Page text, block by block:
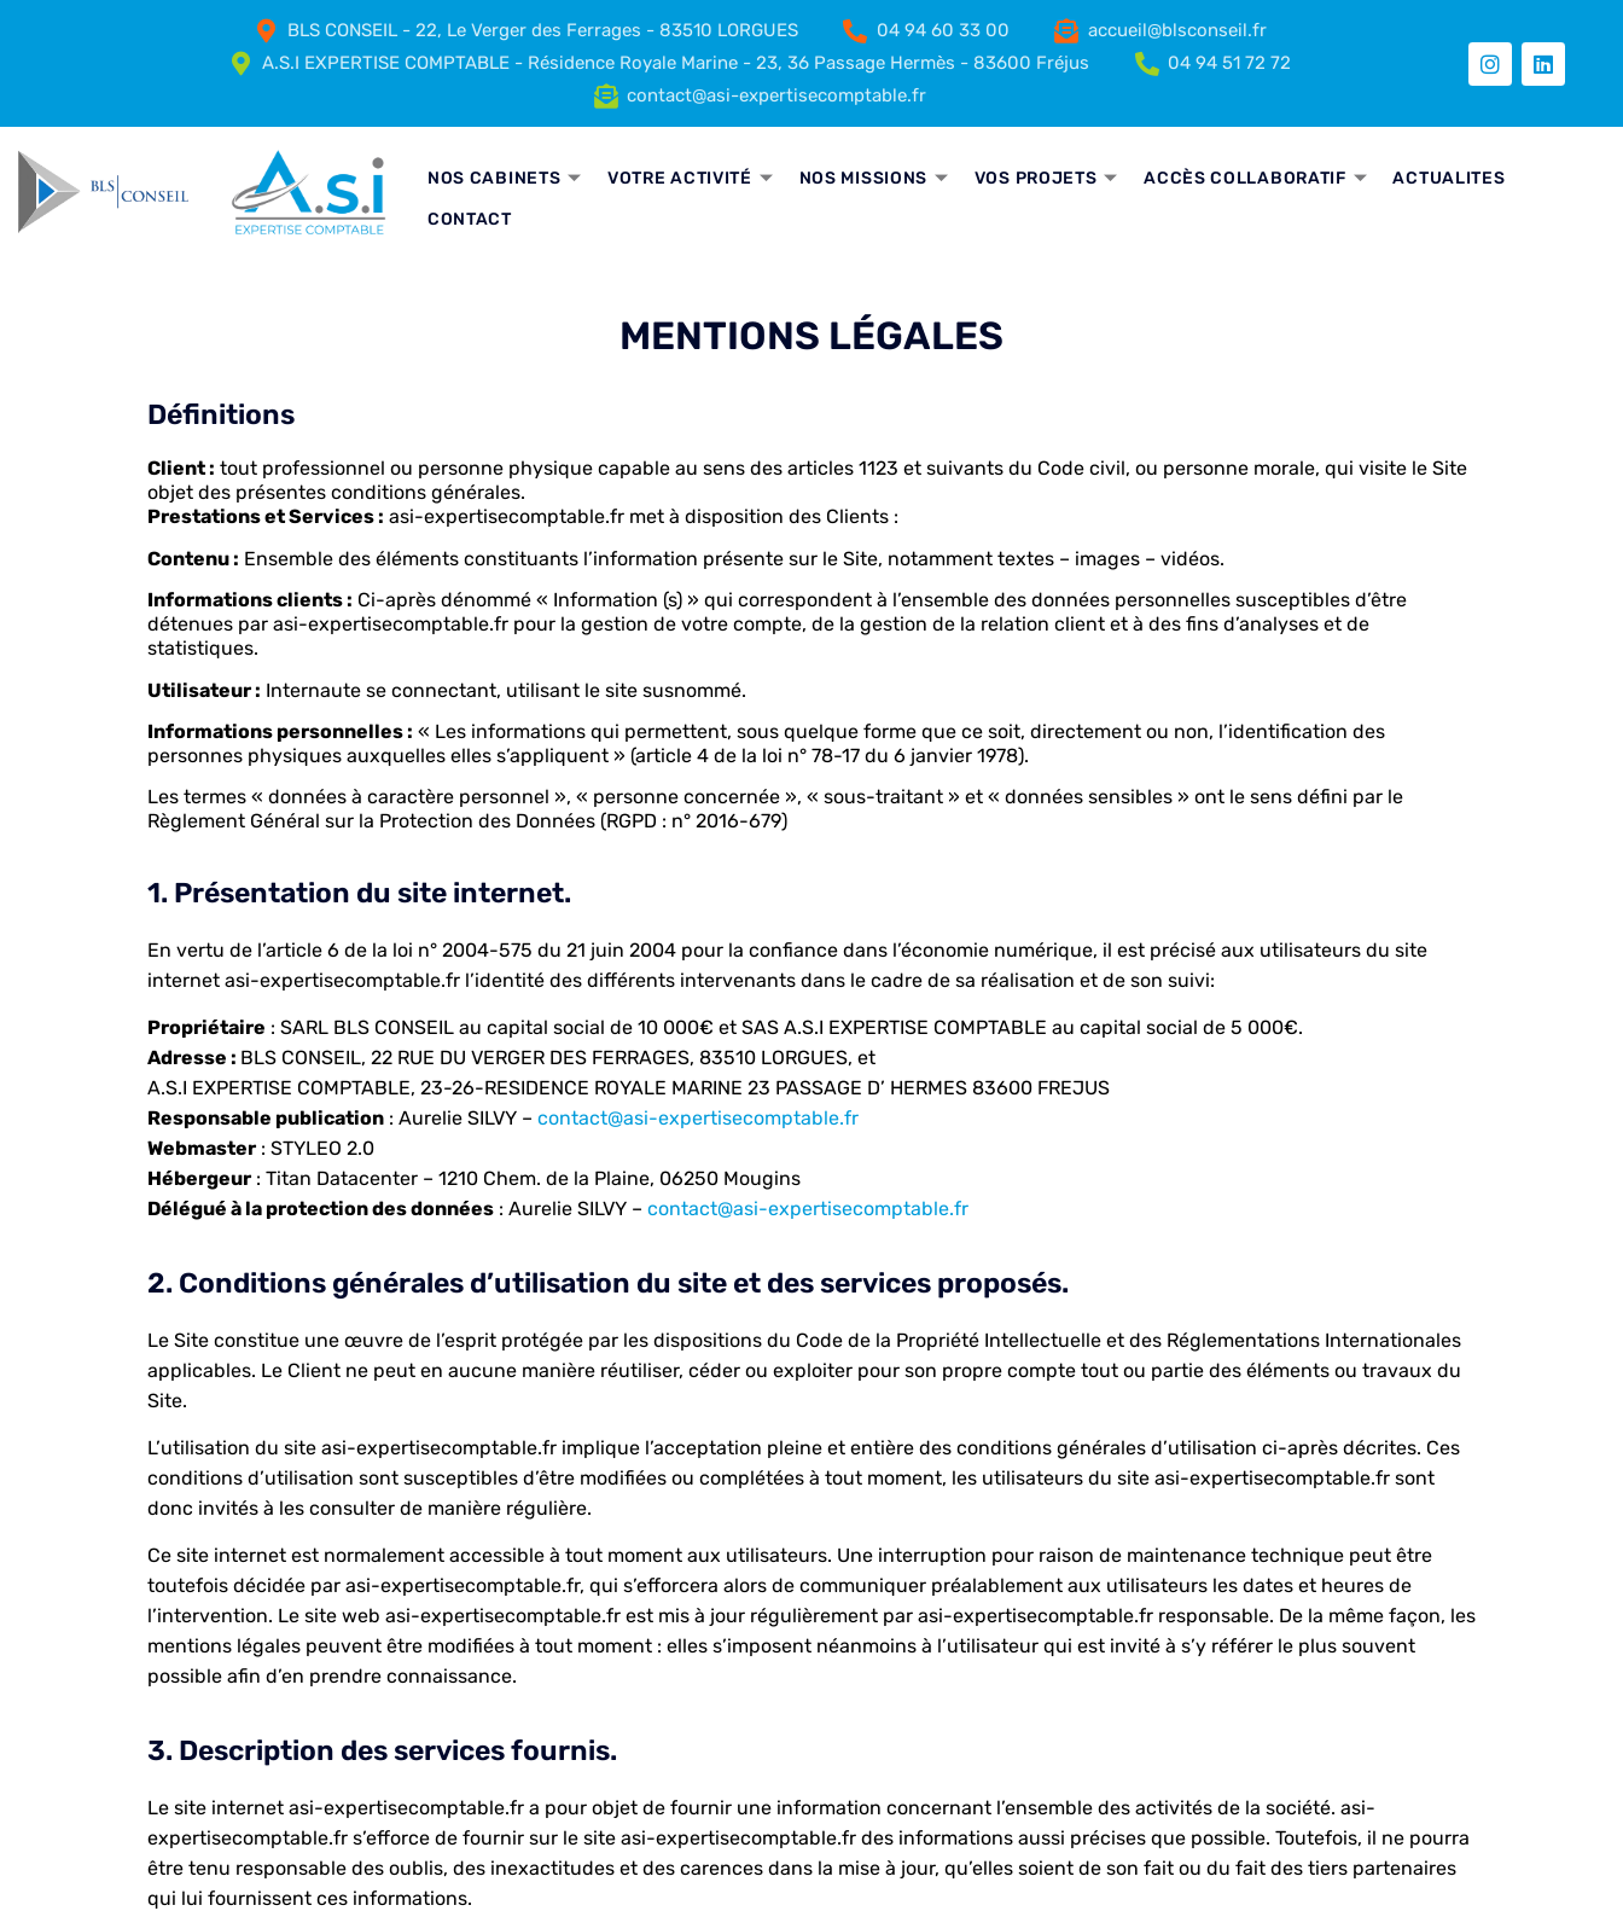
BLS CONSEIL - 22, Le Verger des Ferrages - 83510 LORGUES 04 94 60 33 00
accueil@blsconseil.fr
A.S.I EXPERTISE COMPTABLE - Résidence Royale Marine - 23, 36 Passage Hermès - 83600 Fréjus
04 94 51 72 72
contact@asi-expertisecomptable.fr
NOS CABINETS VOTRE ACTIVITÉ NOS MISSIONS VOS PROJETS ACCÈS COLLABORATIF
ACTUALITES
CONTACT
MENTIONS LÉGALES
Définitions
Client : tout professionnel ou personne physique capable au sens des articles 1123 et suivants du Code civil, ou personne morale, qui visite le Site
objet des présentes conditions générales.
Prestations et Services : asi-expertisecomptable.fr met à disposition des Clients :
Contenu : Ensemble des éléments constituants l’information présente sur le Site, notamment textes – images – vidéos.
Informations clients : Ci-après dénommé « Information (s) » qui correspondent à l’ensemble des données personnelles susceptibles d’être
détenues par asi-expertisecomptable.fr pour la gestion de votre compte, de la gestion de la relation client et à des fins d’analyses et de
statistiques.
Utilisateur : Internaute se connectant, utilisant le site susnommé.
Informations personnelles : « Les informations qui permettent, sous quelque forme que ce soit, directement ou non, l’identification des
personnes physiques auxquelles elles s’appliquent » (article 4 de la loi n° 78-17 du 6 janvier 1978).
Les termes « données à caractère personnel », « personne concernée », « sous-traitant » et « données sensibles » ont le sens défini par le
Règlement Général sur la Protection des Données (RGPD : n° 2016-679)
1. Présentation du site internet.
En vertu de l’article 6 de la loi n° 2004-575 du 21 juin 2004 pour la confiance dans l’économie numérique, il est précisé aux utilisateurs du site
internet asi-expertisecomptable.fr l’identité des différents intervenants dans le cadre de sa réalisation et de son suivi:
Propriétaire : SARL BLS CONSEIL au capital social de 10 000€ et SAS A.S.I EXPERTISE COMPTABLE au capital social de 5 000€.
Adresse : BLS CONSEIL, 22 RUE DU VERGER DES FERRAGES, 83510 LORGUES, et
A.S.I EXPERTISE COMPTABLE, 23-26-RESIDENCE ROYALE MARINE 23 PASSAGE D’ HERMES 83600 FREJUS
Responsable publication : Aurelie SILVY – contact@asi-expertisecomptable.fr
Webmaster : STYLEO 2.0
Hébergeur : Titan Datacenter – 1210 Chem. de la Plaine, 06250 Mougins
Délégué à la protection des données : Aurelie SILVY – contact@asi-expertisecomptable.fr
2. Conditions générales d’utilisation du site et des services proposés.
Le Site constitue une œuvre de l’esprit protégée par les dispositions du Code de la Propriété Intellectuelle et des Réglementations Internationales
applicables. Le Client ne peut en aucune manière réutiliser, céder ou exploiter pour son propre compte tout ou partie des éléments ou travaux du
Site.
L’utilisation du site asi-expertisecomptable.fr implique l’acceptation pleine et entière des conditions générales d’utilisation ci-après décrites. Ces
conditions d’utilisation sont susceptibles d’être modifiées ou complétées à tout moment, les utilisateurs du site asi-expertisecomptable.fr sont
donc invités à les consulter de manière régulière.
Ce site internet est normalement accessible à tout moment aux utilisateurs. Une interruption pour raison de maintenance technique peut être
toutefois décidée par asi-expertisecomptable.fr, qui s’efforcera alors de communiquer préalablement aux utilisateurs les dates et heures de
l’intervention. Le site web asi-expertisecomptable.fr est mis à jour régulièrement par asi-expertisecomptable.fr responsable. De la même façon, les
mentions légales peuvent être modifiées à tout moment : elles s’imposent néanmoins à l’utilisateur qui est invité à s’y référer le plus souvent
possible afin d’en prendre connaissance.
3. Description des services fournis.
Le site internet asi-expertisecomptable.fr a pour objet de fournir une information concernant l’ensemble des activités de la société. asi-
expertisecomptable.fr s’efforce de fournir sur le site asi-expertisecomptable.fr des informations aussi précises que possible. Toutefois, il ne pourra
être tenu responsable des oublis, des inexactitudes et des carences dans la mise à jour, qu’elles soient de son fait ou du fait des tiers partenaires
qui lui fournissent ces informations.